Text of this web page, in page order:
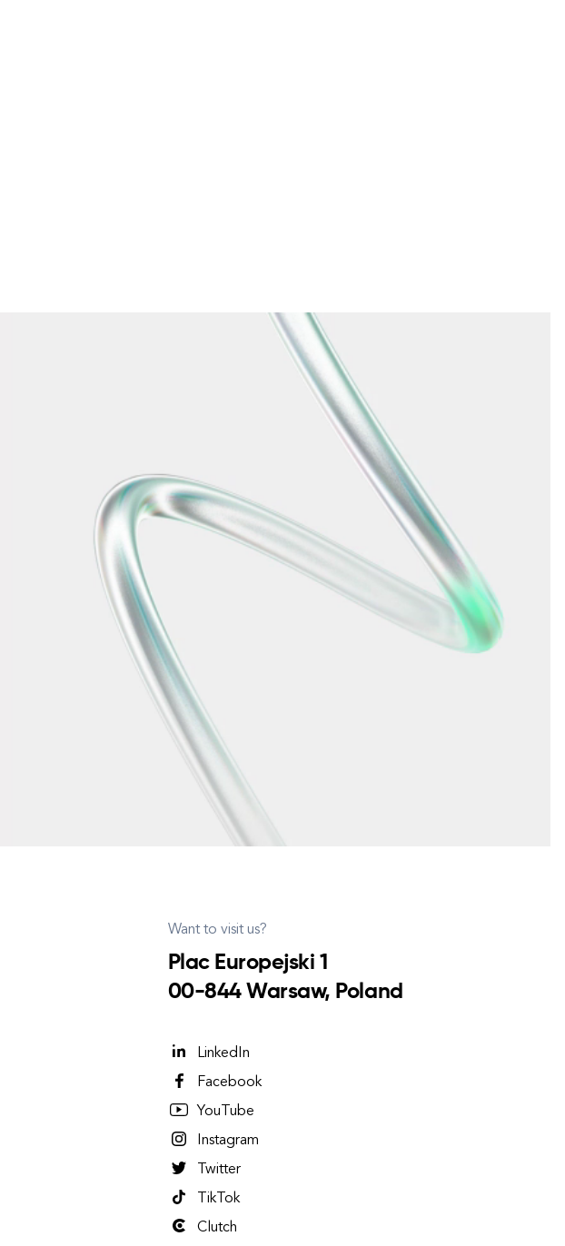
Want to visit us?
Plac Europejski 1
00-844 Warsaw, Poland
LinkedIn
Facebook
YouTube
Instagram
Twitter
TikTok
Clutch